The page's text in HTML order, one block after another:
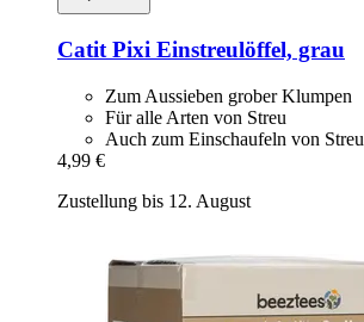
Catit Pixi Einstreulöffel, grau
Zum Aussieben grober Klumpen
Für alle Arten von Streu
Auch zum Einschaufeln von Streu
4,99 €
Zustellung bis 12. August